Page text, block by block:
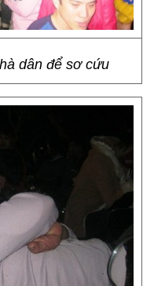
dân để sơ cứu